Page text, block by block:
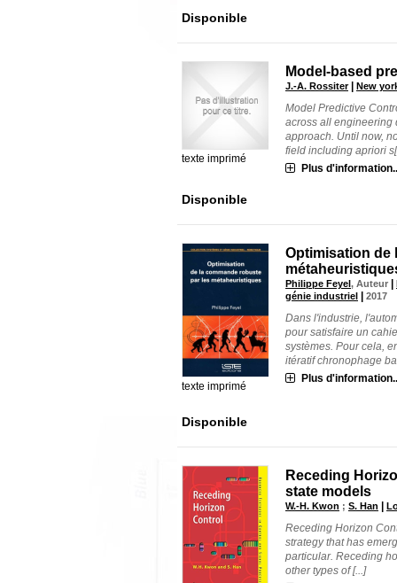
Disponible
texte imprimé
Model-based
J.-A. Rossiter |New
Model Predictive
across all engineering
approach. Until now,
field including apriori
Plus
Disponible
texte imprimé
Optimisation de
Philippe Feyel, Auteur |
génie industriel |2017
Dans l'industrie,
pour satisfaire un
systèmes. Pour cela,
itératif chronophage
Plus
Disponible
Receding
state models
W.-H. Kwon ;S. Han |
Receding Horizon
strategy that has
particular. Receding
other types of [...]